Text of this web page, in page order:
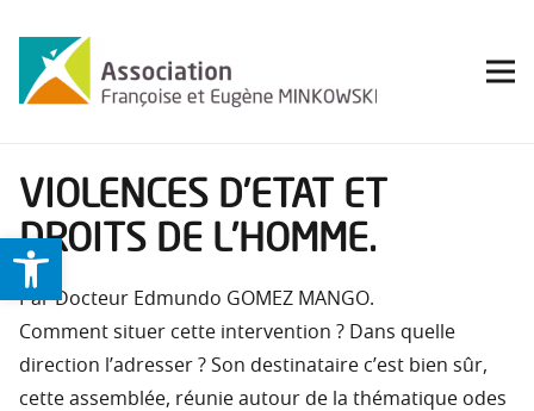
Ouvrir la barre d’outils
VIOLENCES D’ETAT ET
DROITS DE L’HOMME.
Par Docteur Edmundo GOMEZ MANGO.
Comment situer cette intervention ? Dans quelle
direction l’adresser ? Son destinataire c’est bien sûr,
cette assemblée, réunie autour de la thématique odes